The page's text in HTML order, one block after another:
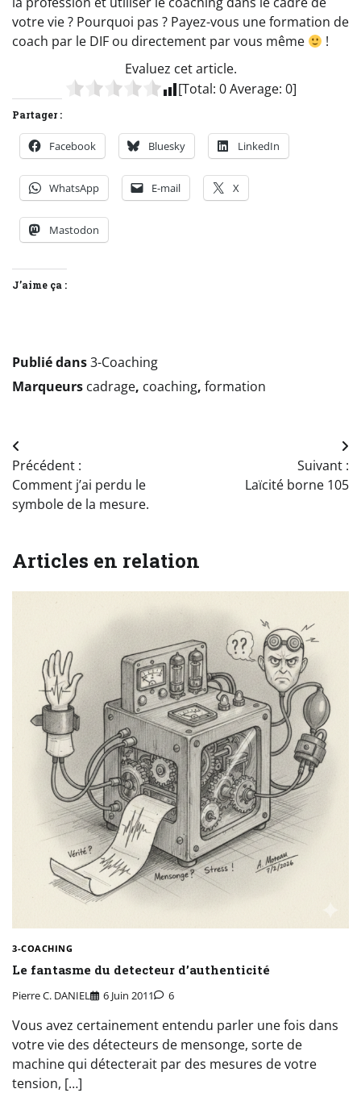
votre vie ? Pourquoi pas ? Payez-vous une formation de
coach par le DIF ou directement par vous même
!
Evaluez cet article.
[Total: 0Average: 0]
Partager :
Facebook Bluesky LinkedIn
WhatsApp E-mail X
Mastodon
J’aime ça :
Publié dans3-Coaching
Marqueurs cadrage, coaching, formation
Navigation
de
l’article
Précédent :
Comment j’ai perdu le
symbole de la mesure.
Suivant :
Laïcité borne 105
Articles en relation
3-COACHING
Le fantasme du detecteur d’authenticité
Pierre C. DANIEL 6 Juin 2011 6
Vous avez certainement entendu parler une fois dans
votre vie des détecteurs de mensonge, sorte de
machine qui détecterait par des mesures de votre
tension, […]